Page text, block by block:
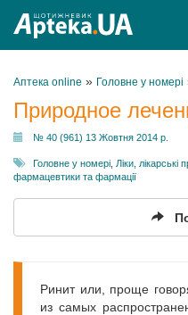
Аптека online » Головне у номері
Природное
№ 40 (961) 13 Жовтня 2014 р.
Головне у номері Ліки, лікарські
фармацевтики та фармації
Ринит или, проще
из самых